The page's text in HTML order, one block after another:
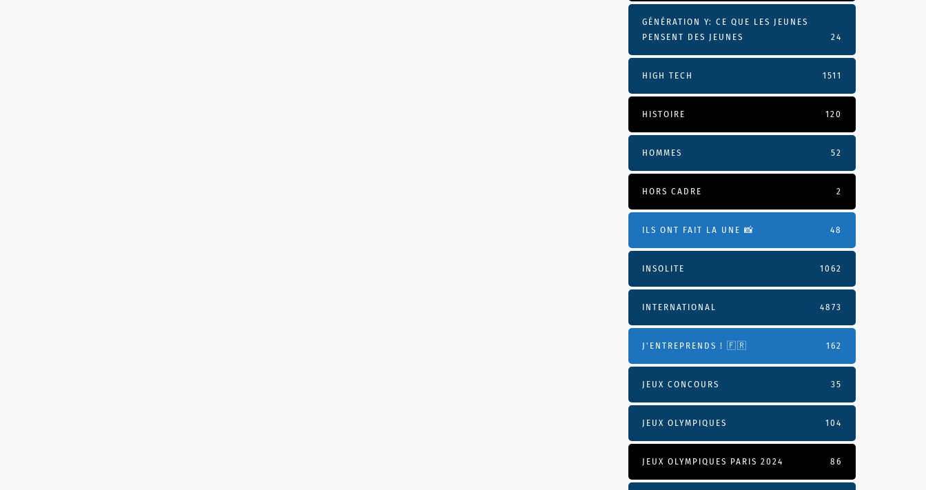
GÉNÉRATION Y: CE QUE LES JEUNES
PENSENT DES JEUNES
24
HIGH TECH 1511
HISTOIRE 120
HOMMES 52
HORS CADRE 2
ILS ONT FAIT LA UNE 📸 48
INSOLITE 1062
INTERNATIONAL 4873
J'ENTREPRENDS ! 🇫🇷 162
JEUX CONCOURS 35
JEUX OLYMPIQUES 104
JEUX OLYMPIQUES PARIS 2024 86